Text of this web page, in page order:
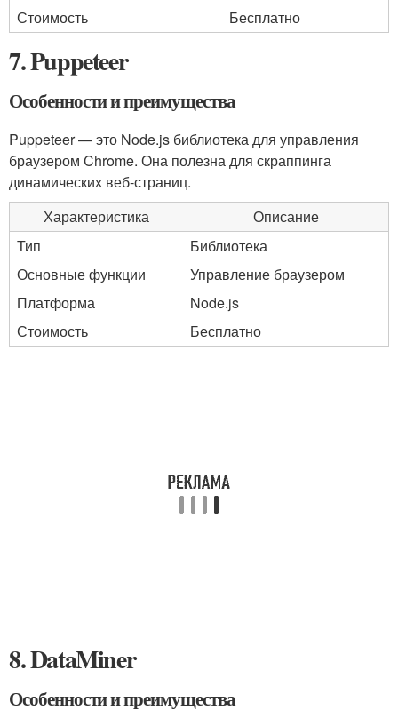
Стоимость
Бесплатно
7. Puppeteer
Особенности и преимущества
Puppeteer — это Node.js библиотека для управления
браузером Chrome. Она полезна для скраппинга
динамических веб-страниц.
Характеристика
Описание
Тип
Библиотека
Основные функции
Управление браузером
Платформа
Node.js
Стоимость
Бесплатно
8. DataMiner
Особенности и преимущества